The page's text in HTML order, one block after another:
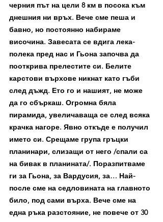
черния път на цели 8 км в посока към
днешния ни връх. Вече сме пеша и
бавно, но постоянно набираме
височина. Завесата се вдига лека-
полека пред нас и Гьона започва да
пооткрива прелестите си. Белите
карстови върхове никнат като гъби
след дъжд. Ето го и нашият, не може
да го сбъркаш. Огромна бяла
пирамида, увеличаваща се след всяка
крачка нагоре. Явно откъде е получил
името си. Срещаме група гръцки
планинари, слизащи от него /спали са
на бивак в планината/. Поразпитваме
ги за Гьона, за Вардусия, за… Най-
после сме на седловината на главното
било, под сами върха. Вече сме на
една ръка разстояние, не повече от 30